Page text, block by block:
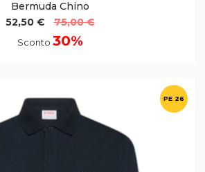
Bermuda Chino
52,50 €
75,00 €
Sconto 30%
PE 26